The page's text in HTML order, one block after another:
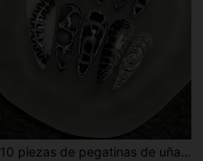
10 piezas de pegatinas de uñas negras vintage hechas a mano, uñas postizas de estilo gótico punk, estilo degradado negro de alta gama, estilo de chica europea y americana, uñas postizas reutilizables, adecuadas para uso diario o de fiesta de mujeres, regalo de uñas postizas hechas a mano